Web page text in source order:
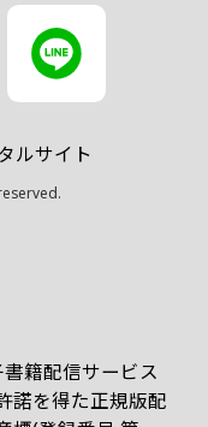
ルサイト
籍配信サービス
諾を得た正規版配